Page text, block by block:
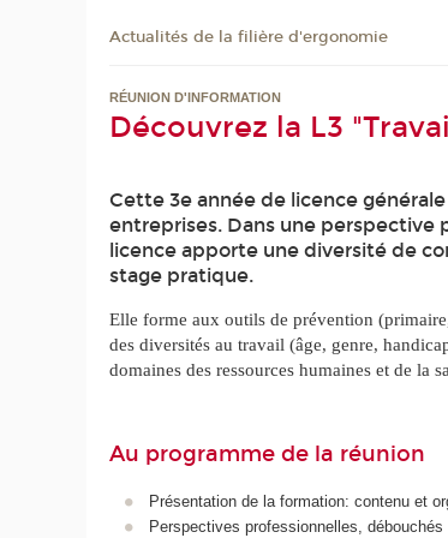
Actualités de la filière d'ergonomie
RÉUNION D'INFORMATION
Découvrez la L3
Cette 3e année de licence
entreprises. Dans une perspective
licence apporte une diversité de
stage pratique.
Elle forme aux outils de prévention
des diversités au travail (âge, genre,
domaines des ressources humaines et de la
Au programme de la réunion
Présentation de la formation: contenu et
Perspectives professionnelles, débouchés